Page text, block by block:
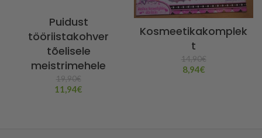
Puidust
tööriistakohver
tõelisele
meistrimehele
19,90€
11,94€
Kosmeetikakomplek
t
14,90€
8,94€